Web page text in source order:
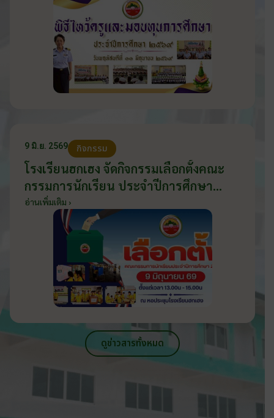
9 มิ.ย. 2569 กิจกรรม
โรงเรียนฮกเฮง จัดกิจกรรมเลือกตั้งคณะ
กรรมการนักเรียน ประจำปีการศึกษา
2569 ส่งเสริมประชาธิปไตยในโรงเรียน
วันที่ 9 มิถุนายน 2569
อ่านเพิ่มเติม ›
ดูข่าวสารทั้งหมด